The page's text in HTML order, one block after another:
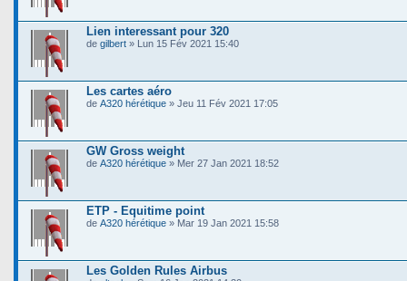
Lien interessant pour 320
de gilbert » Lun 15 Fév 2021 15:40
Les cartes aéro
de A320 hérétique » Jeu 11 Fév 2021 17:05
GW Gross weight
de A320 hérétique » Mer 27 Jan 2021 18:52
ETP - Equitime point
de A320 hérétique » Mar 19 Jan 2021 15:58
Les Golden Rules Airbus